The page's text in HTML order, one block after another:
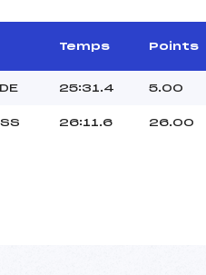
Temps Points
25:31.4 5.00
26:11.6 26.00